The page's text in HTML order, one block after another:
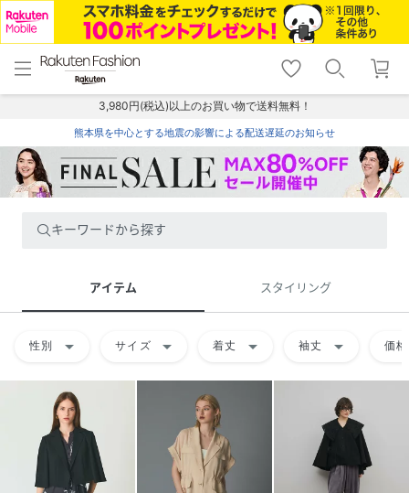
menu home
トップ
shopping_cart lock_outline
ログイン
3,980円(税込)以上のお買い物で送料無料！
熊本県を中心とする地震の影響による配送遅延のお知らせ
キーワードから探す
アイテム スタイリング
性別 arrow_drop_down サイズ arrow_drop_down 着丈 arrow_drop_down 袖丈 arrow_drop_down 価格